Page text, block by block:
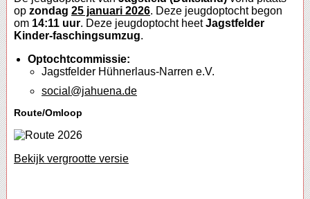
op zondag 25 januari 2026. Deze jeugdoptocht begon
om 14:11 uur. Deze jeugdoptocht heetJagstfelder
Kinder-faschingsumzug.
Optochtcommissie:
Jagstfelder Hühnerlaus-Narren e.V.
social@jahuena.de
Route/Omloop
Bekijk vergrootte versie